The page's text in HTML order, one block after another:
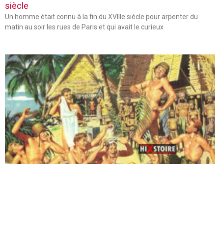
siècle
Un homme était connu à la fin du XVIIIe siècle pour arpenter du
matin au soir les rues de Paris et qui avait le curieux